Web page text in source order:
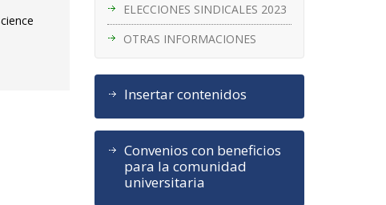
ELECCIONES SINDICALES 2023
OTRAS INFORMACIONES
Insertar contenidos
Convenios con beneficios
para la comunidad
universitaria